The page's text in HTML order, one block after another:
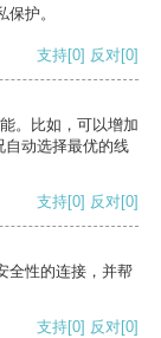
护。
支持[0] 反对[0]
。比如，可以增加
自动选择最优的线
支持[0] 反对[0]
全性的连接，并帮
支持[0] 反对[0]